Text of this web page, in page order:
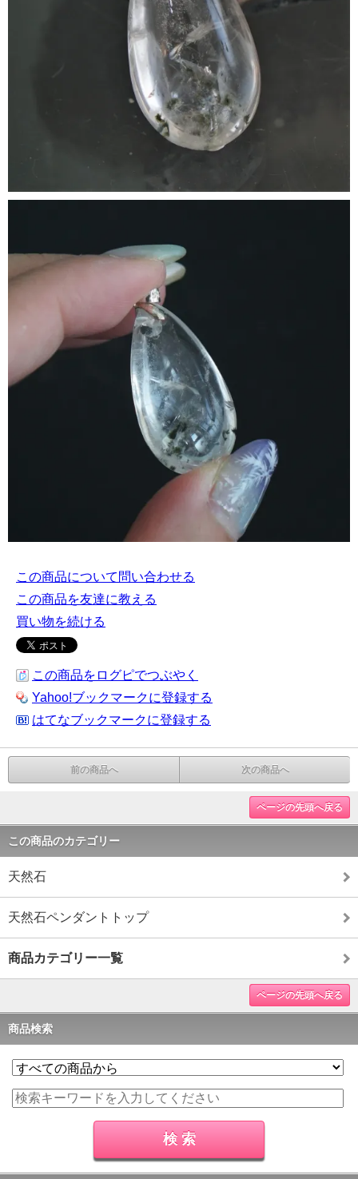
この商品について問い合わせる
この商品を友達に教える
買い物を続ける
この商品をログピでつぶやく
Yahoo!ブックマークに登録する
はてなブックマークに登録する
前の商品へ 次の商品へ
ページの先頭へ戻る
この商品のカテゴリー
天然石
天然石ペンダントトップ
商品カテゴリー一覧
ページの先頭へ戻る
商品検索